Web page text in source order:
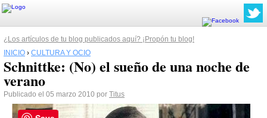
¿Los artículos de tu blog publicados aquí? ¡Propón tu blog!
INICIO › CULTURA Y OCIO
Schnittke: (No) el sueño de una noche de
verano
Publicado el 05 marzo 2010 por Titus